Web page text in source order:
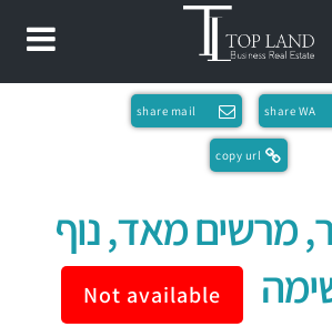
share WA
share mail
copy url
מ"ר, מרשים מאד, נוף
Not available